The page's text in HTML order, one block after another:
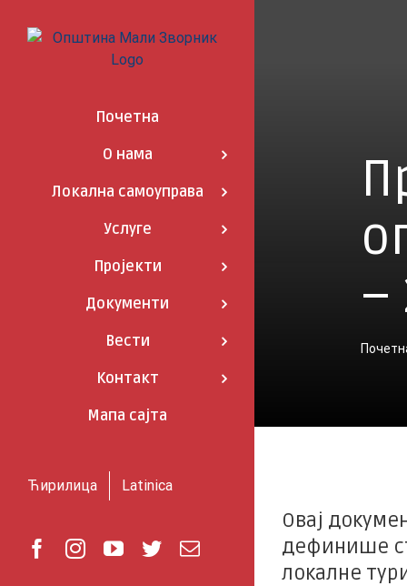
Почетна
О нама
Локална самоуправа
Услуге
Пројекти
Документи
Вести
Контакт
Мапа сајта
Ћирилица Latinica
Facebook
Instagram
YouTube
Twitter
Е-
–
Овај
дефинише
локалне